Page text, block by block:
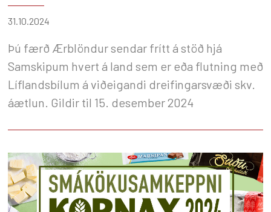
31.10.2024
Þú færð Ærblöndur sendar frítt á stöð hjá
Samskipum hvert á land sem er eða flutning með
Líflandsbílum á viðeigandi dreifingarsvæði skv.
áætlun. Gildir til 15. desember 2024